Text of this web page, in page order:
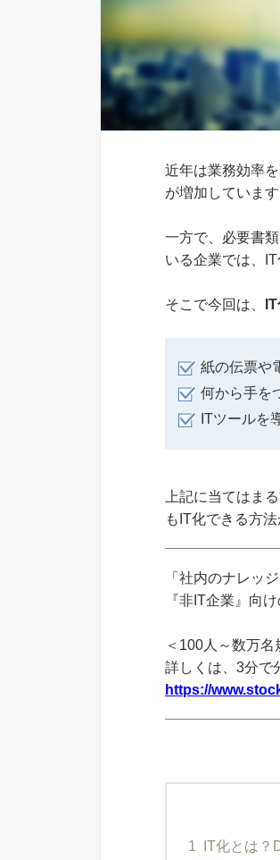
近年は業務効率
が増加しています
一方で、必要書
いる企業では、
そこで今回は、
紙の伝票や
何から手を
ITツールを
上記に当てはま
もIT化できる方
「社内のナレッ
『非IT企業』向
＜100人～数万
詳しくは、3分で
https://
1 IT化とは？